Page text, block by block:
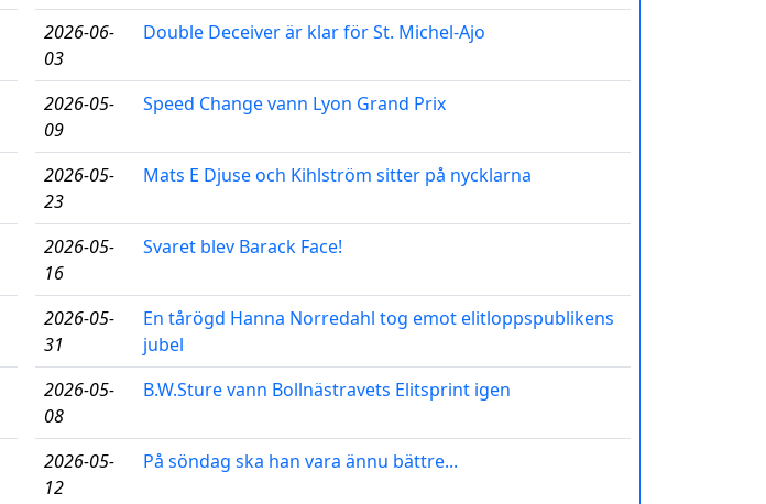
2026-06-
03
Double Deceiver är klar för St. Michel-Ajo
2026-05-
09
Speed Change vann Lyon Grand Prix
2026-05-
23
Mats E Djuse och Kihlström sitter på nycklarna
2026-05-
16
Svaret blev Barack Face!
2026-05-
31
En tårögd Hanna Norredahl tog emot elitloppspublikens
jubel
2026-05-
08
B.W.Sture vann Bollnästravets Elitsprint igen
2026-05-
12
På söndag ska han vara ännu bättre...